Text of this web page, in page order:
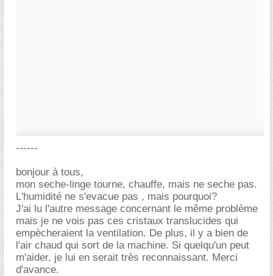
------
bonjour à tous,
mon seche-linge tourne, chauffe, mais ne seche pas.
L'humidité ne s'evacue pas , mais pourquoi?
J'ai lu l'autre message concernant le même problème
mais je ne vois pas ces cristaux translucides qui
empècheraient la ventilation. De plus, il y a bien de
l'air chaud qui sort de la machine. Si quelqu'un peut
m'aider, je lui en serait très reconnaissant. Merci
d'avance.